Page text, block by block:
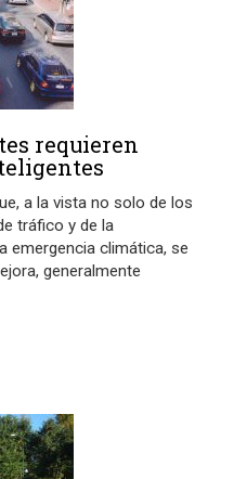
requieren
a la vista no solo de los
tráfico y de la
emergencia climática, se
generalmente